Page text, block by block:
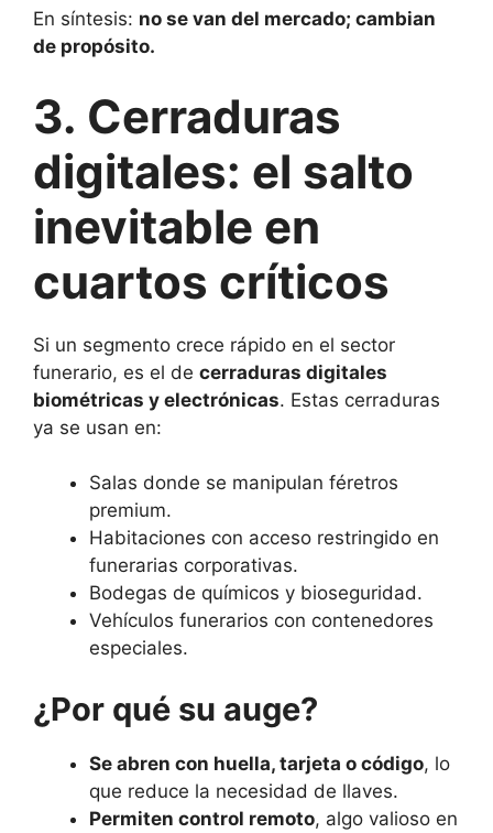
En síntesis: no se van del mercado; cambian
de propósito.
3. Cerraduras
digitales: el salto
inevitable en
cuartos críticos
Si un segmento crece rápido en el sector
funerario, es el de cerraduras digitales
biométricas y electrónicas. Estas cerraduras
ya se usan en:
Salas donde se manipulan féretros
premium.
Habitaciones con acceso restringido en
funerarias corporativas.
Bodegas de químicos y bioseguridad.
Vehículos funerarios con contenedores
especiales.
¿Por qué su auge?
Se abren con huella, tarjeta o código, lo
que reduce la necesidad de llaves.
Permiten control remoto, algo valioso en